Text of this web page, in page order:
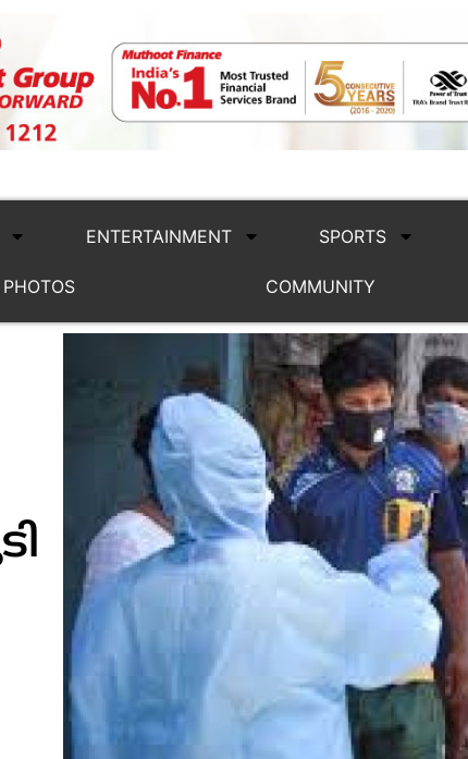
ENTERTAINMENT SPORTS
PHOTOS COMMUNITY